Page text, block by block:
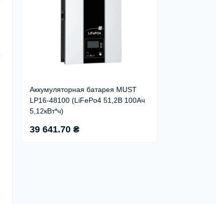
Аккумуляторная батарея MUST
LP16-48100 (LiFePo4 51,2В 100Ач
5,12кВт*ч)
39 641.70 ₴